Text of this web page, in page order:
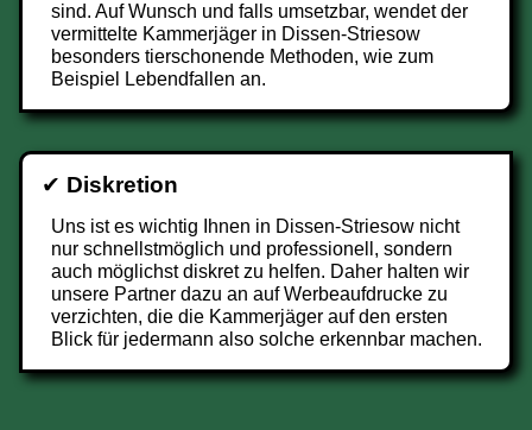
sind. Auf Wunsch und falls umsetzbar, wendet der
vermittelte Kammerjäger in Dissen-Striesow
besonders tierschonende Methoden, wie zum
Beispiel Lebendfallen an.
✔ Diskretion
Uns ist es wichtig Ihnen in Dissen-Striesow nicht
nur schnellstmöglich und professionell, sondern
auch möglichst diskret zu helfen. Daher halten wir
unsere Partner dazu an auf Werbeaufdrucke zu
verzichten, die die Kammerjäger auf den ersten
Blick für jedermann also solche erkennbar machen.